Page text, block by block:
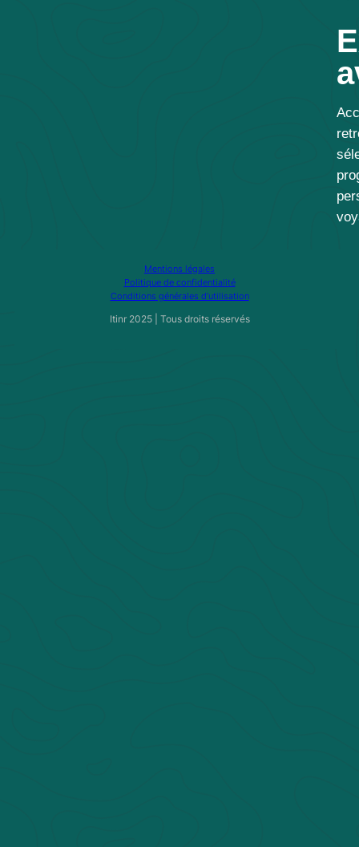
Mentions légales
Politique de confidentialité
Conditions générales d’utilisation
Itinr 2025 | Tous droits réservés